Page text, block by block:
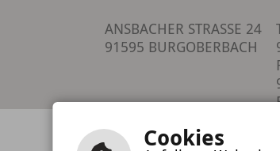
ANSBACHER STRASSE 24
91595 BURGOBERBACH
Cookies